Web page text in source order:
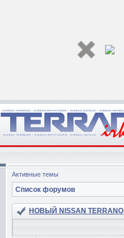
Активные темы
Список форумов
НОВЫЙ NISSAN TERRANO